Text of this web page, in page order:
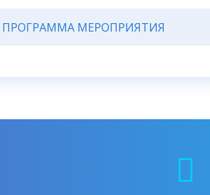
ПРОГРАММА МЕРОПРИЯТИЯ